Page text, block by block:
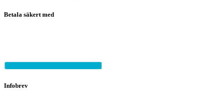
Betala säkert med
Infobrev